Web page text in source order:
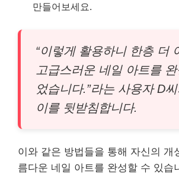
만들어보세요.
“이렇게 활용하니 한층 더
고급스러운 네일 아트를
었습니다.”라는 사용자 D
이를 뒷받침합니다.
이와 같은 방법들을 통해 자신의 개
름다운 네일 아트를 완성할 수 있습